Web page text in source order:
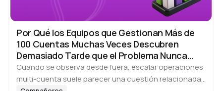
Por Qué los Equipos que Gestionan Más de
100 Cuentas Muchas Veces Descubren
Demasiado Tarde que el Problema Nunca
Fueron las Cuentas
Cuando se observa desde fuera, escalar operaciones
multi-cuenta suele parecer una cuestión relacionada